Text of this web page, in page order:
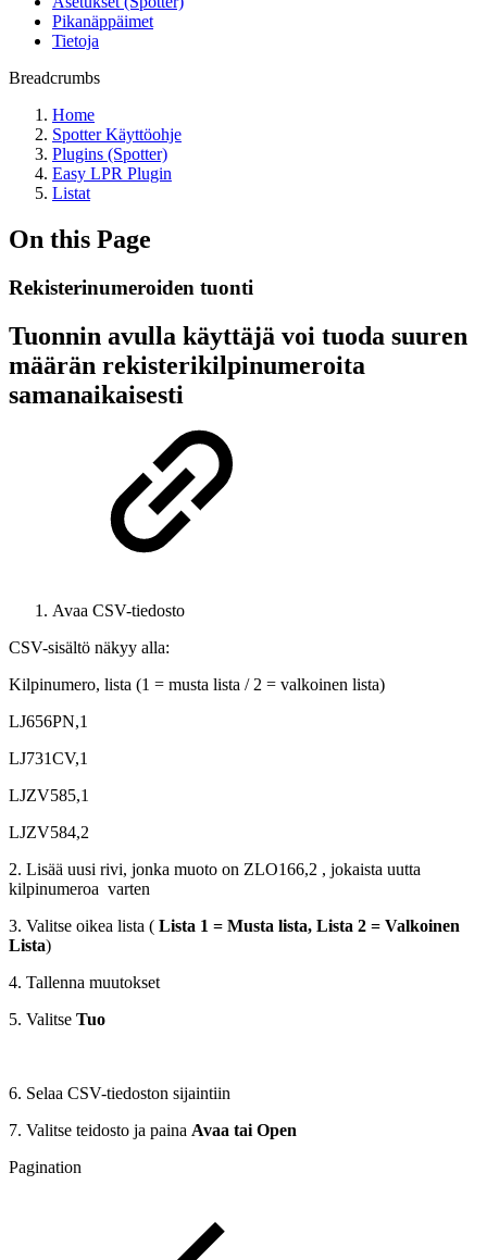
Pikanäppäimet
Tietoja
Breadcrumbs
Home
Spotter Käyttöohje
Plugins (Spotter)
Easy LPR Plugin
Listat
On this Page
Rekisterinumeroiden tuonti
Tuonnin avulla käyttäjä voi tuoda suuren
määrän rekisterikilpinumeroita
samanaikaisesti
Avaa CSV-tiedosto
CSV-sisältö näkyy alla:
Kilpinumero, lista (1 = musta lista / 2 = valkoinen lista)
LJ656PN,1
LJ731CV,1
LJZV585,1
LJZV584,2
2. Lisää uusi rivi, jonka muoto on ZLO166,2 , jokaista uutta
kilpinumeroa varten
3. Valitse oikea lista ( Lista 1 = Musta lista, Lista 2 = Valkoinen
Lista)
4. Tallenna muutokset
5. Valitse Tuo
6. Selaa CSV-tiedoston sijaintiin
7. Valitse teidosto ja paina Avaa tai Open
Pagination